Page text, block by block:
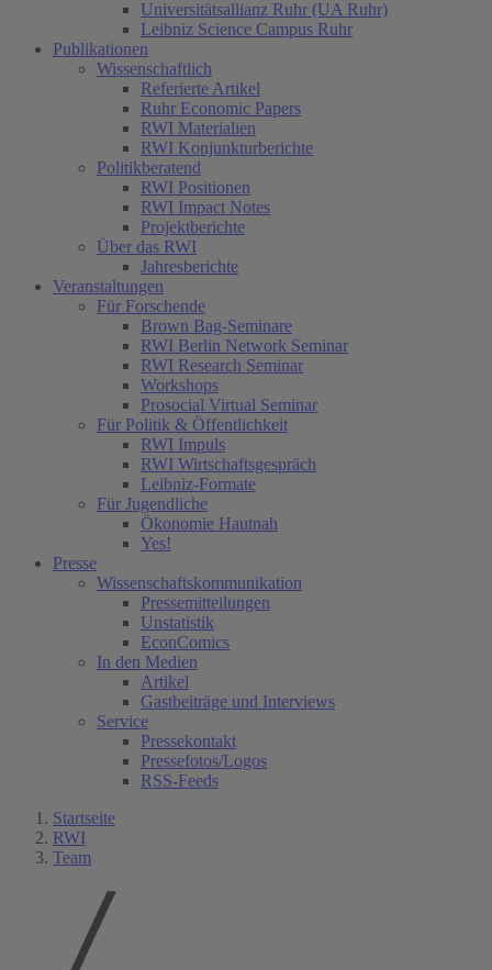
Universitätsallianz Ruhr (UA Ruhr)
Leibniz Science Campus Ruhr
Publikationen
Wissenschaftlich
Referierte Artikel
Ruhr Economic Papers
RWI Materialien
RWI Konjunkturberichte
Politikberatend
RWI Positionen
RWI Impact Notes
Projektberichte
Über das RWI
Jahresberichte
Veranstaltungen
Für Forschende
Brown Bag-Seminare
RWI Berlin Network Seminar
RWI Research Seminar
Workshops
Prosocial Virtual Seminar
Für Politik & Öffentlichkeit
RWI Impuls
RWI Wirtschaftsgespräch
Leibniz-Formate
Für Jugendliche
Ökonomie Hautnah
Yes!
Presse
Wissenschaftskommunikation
Pressemitteilungen
Unstatistik
EconComics
In den Medien
Artikel
Gastbeiträge und Interviews
Service
Pressekontakt
Pressefotos/Logos
RSS-Feeds
Startseite
RWI
Team